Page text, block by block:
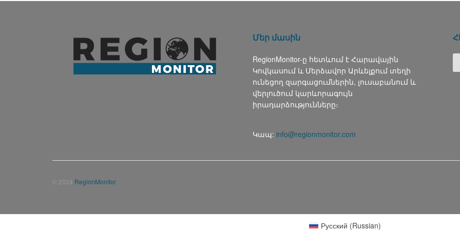
Մեր մասին
RegionMonitor-ը հետևում է Հարավային
Կովկասում և Մերձավոր Արևելքում տեղի
ունեցող զարգացումներին, լուսաբանում և
վերլուծում կարևորագույն
իրադարձությունները։
Կապ: info@regionmonitor.com
© 2024 RegionMonitor
Русский (Russian)